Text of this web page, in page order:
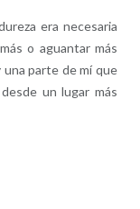
era necesaria
o aguantar más
una parte de mí que
un lugar más